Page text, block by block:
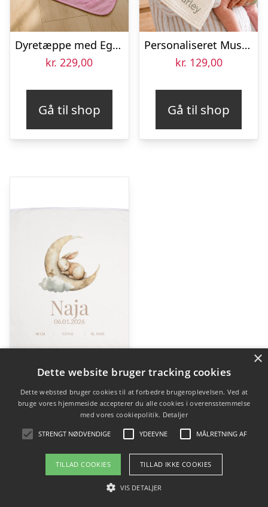
Dyretæppe med Eget Billede
kr. 229,00
Gå til shop
Personaliseret Musselinsklud – Bomuldsmusselin – Broderet – 60 x 60 cm
kr. 129,00
Gå til shop
Babytæppe med navn
kr.249,00
Gå til shop
×
Dette website bruger tracking cookies
Dette websted bruger cookies til at forbedre brugeroplevelsen. Ved at
bruge vores hjemmeside accepterer du alle cookies i overensstemmelse
med vores cookiepolitik. Detaljer
STRENGT NØDVENDIGE YDEEVNE MÅLRETNING AF
TILLAD COOKIES TILLAD IKKE COOKIES
VIS DETALJER